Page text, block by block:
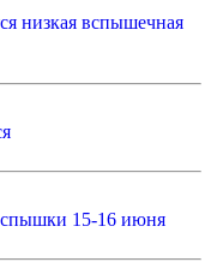
низкая вспышечная
15-16 июня